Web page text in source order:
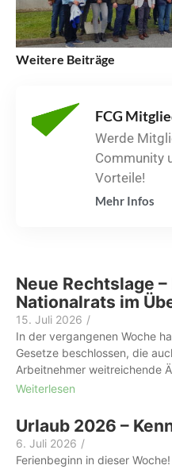
Weitere Beiträge
FCG
Werde
Community
Vorteile!
Mehr Infos
Neue Rechtslage
Nationalrats im
15. Juli 2026 /
In der vergangenen Woche
Gesetze beschlossen, die
Arbeitnehmer weitreichende
Weiterlesen
Urlaub 2026 –
6. Juli 2026 /
Ferienbeginn in dieser